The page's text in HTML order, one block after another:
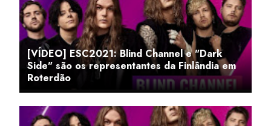
[VÍDEO] ESC2021: Blind Channel e "Dark
Side" são os representantes da Finlândia em
Roterdão